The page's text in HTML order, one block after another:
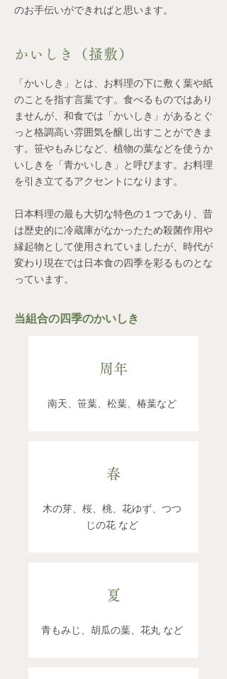
のお手伝いができればと思います。
かいしき（掻敷）
「かいしき」とは、お料理の下に敷く葉や紙
のことを指す言葉です。食べるものではあり
ませんが、和食では「かいしき」があるとぐ
っと格調高い雰囲気を醸し出すことができま
す。笹やもみじなど、植物の葉などを使うか
いしきを「青かいしき」と呼びます。お料理
を引き立てるアクセントになります。
日本料理の最も大切な特色の１つであり、昔
は歴史的に冷蔵庫がなかったため殺菌作用や
縁起物として使用されていましたが、時代が
変わり現在では日本食の四季を彩るものとな
っています。
当組合の四季のかいしき
周年
南天、笹葉、松葉、椿葉​など
春
木の芽、桜、桃、花ゆず、つつ
じの花 ​など
夏
青もみじ、胡瓜の葉、花丸 など